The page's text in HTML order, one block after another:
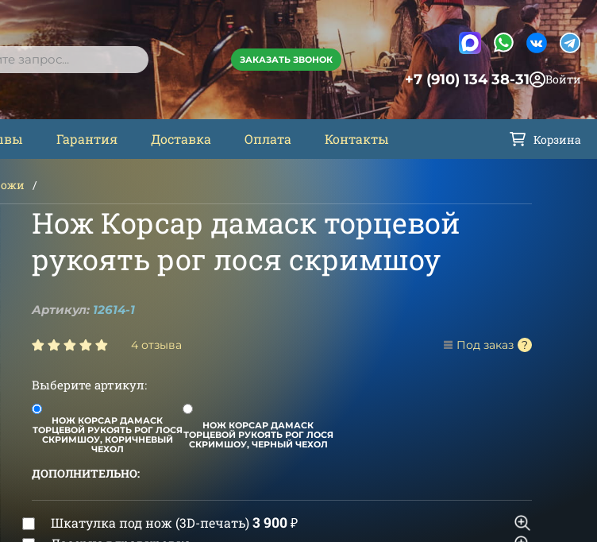
ПОИСК ЗАКАЗАТЬ ЗВОНОК
+7 (910) 134 38-31 Войти
Гарантия Доставка Оплата Контакты Корзина
Нож Корсар дамаск торцевой
рукоять рог лося скримшоу
Артикул: 12614-1
4 отзыва Под заказ
Выберите артикул:
НОЖ КОРСАР ДАМАСК
ТОРЦЕВОЙ РУКОЯТЬ РОГ ЛОСЯ
СКРИМШОУ, КОРИЧНЕВЫЙ
ЧЕХОЛ
НОЖ КОРСАР ДАМАСК
ТОРЦЕВОЙ РУКОЯТЬ РОГ ЛОСЯ
СКРИМШОУ, ЧЕРНЫЙ ЧЕХОЛ
ДОПОЛНИТЕЛЬНО:
Шкатулка под нож (3D-печать)3 900₽